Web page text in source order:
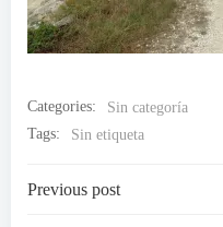
Categories:
Sin categoría
Tags:
Sin etiqueta
Navegación
Previous post